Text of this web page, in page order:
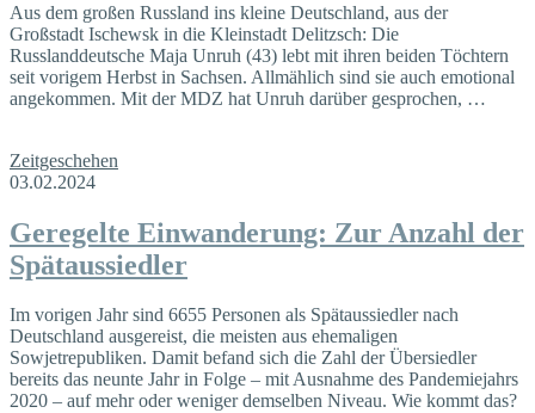
Aus dem großen Russland ins kleine Deutschland, aus der
Großstadt Ischewsk in die Kleinstadt Delitzsch: Die
Russlanddeutsche Maja Unruh (43) lebt mit ihren beiden Töchtern
seit vorigem Herbst in Sachsen. Allmählich sind sie auch emotional
angekommen. Mit der MDZ hat Unruh darüber gesprochen, …
Zeitgeschehen
03.02.2024
Geregelte Einwanderung: Zur Anzahl der
Spätaussiedler
Im vorigen Jahr sind 6655 Personen als Spätaussiedler nach
Deutschland ausgereist, die meisten aus ehemaligen
Sowjetrepubliken. Damit befand sich die Zahl der Übersiedler
bereits das neunte Jahr in Folge – mit Ausnahme des Pandemiejahrs
2020 – auf mehr oder weniger demselben Niveau. Wie kommt das?